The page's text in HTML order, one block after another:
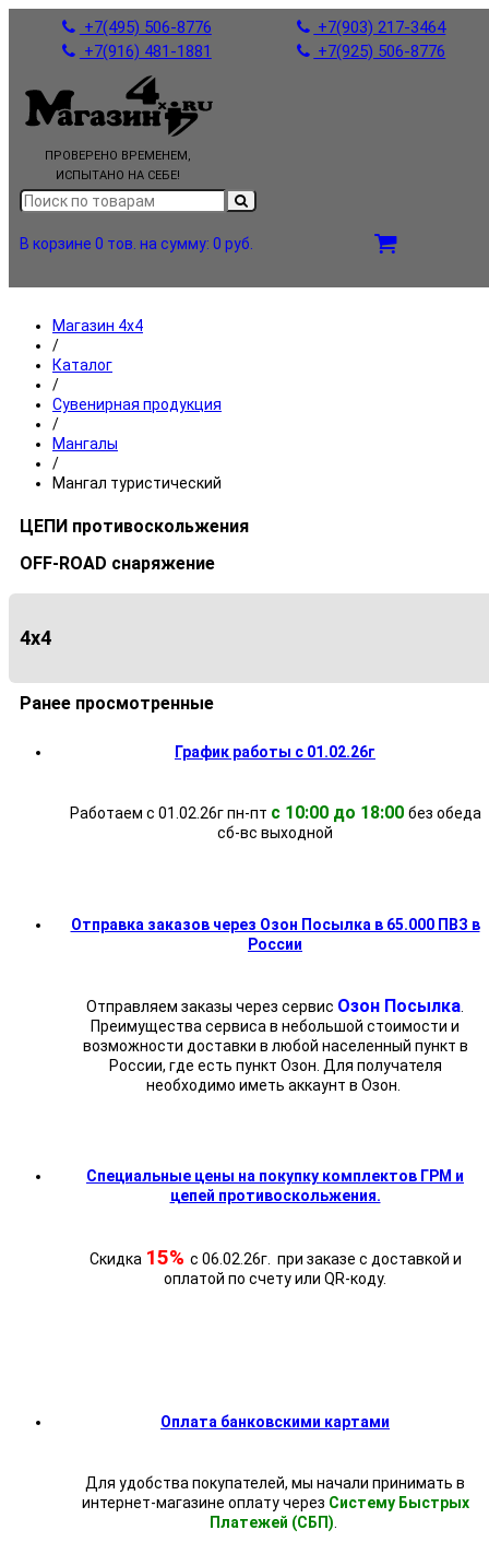
ПРОВЕРЕНО ВРЕМЕНЕМ,
ИСПЫТАНО НА СЕБЕ!
+7(495) 506-8776
+7(903) 217-3464
+7(916) 481-1881
+7(925) 506-8776
В корзине 0 тов. на сумму: 0 руб.
Магазин 4x4
/
Каталог
/
Сувенирная продукция
/
Мангалы
/
Мангал туристический
ЦЕПИ противоскольжения
OFF-ROAD снаряжение
4х4
Ранее просмотренные
График работы с 01.02.26г
Работаем с 01.02.26г пн-пт с 10:00 до 18:00 без обеда
cб-вс выходной
Отправка заказов через Озон Посылка в 65.000 ПВЗ в
России
Отправляем заказы через сервис Озон Посылка
Преимущества сервиса в небольшой стоимости и
возможности доставки в любой населенный пункт в
России, где есть пункт Озон. Для получателя
необходимо иметь аккаунт в Озон.
Специальные цены на покупку комплектов ГРМ и
цепей противоскольжения.
Скидка 15% с 06.02.26г. при заказе с доставкой и
оплатой по счету или QR-коду.
Оплата банковскими картами
Для удобства покупателей, мы начали принимать в
интернет-магазине оплату через Систему Быстрых
Платежей (СБП)